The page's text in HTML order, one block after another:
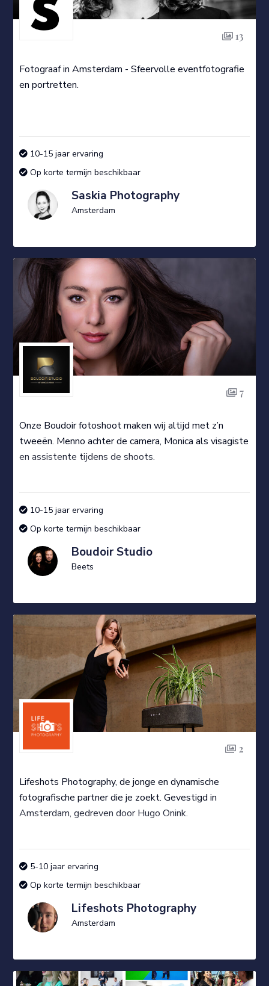
13
Fotograaf in Amsterdam - Sfeervolle eventfotografie
en portretten.
10-15 jaar ervaring
Op korte termijn beschikbaar
Saskia Photography
Amsterdam
7
Onze Boudoir fotoshoot maken wij altijd met z’n
tweeën. Menno achter de camera, Monica als visagiste
en assistente tijdens de shoots.
10-15 jaar ervaring
Op korte termijn beschikbaar
Boudoir Studio
Beets
2
Lifeshots Photography, de jonge en dynamische
fotografische partner die je zoekt. Gevestigd in
Amsterdam, gedreven door Hugo Onink.
5-10 jaar ervaring
Op korte termijn beschikbaar
Lifeshots Photography
Amsterdam